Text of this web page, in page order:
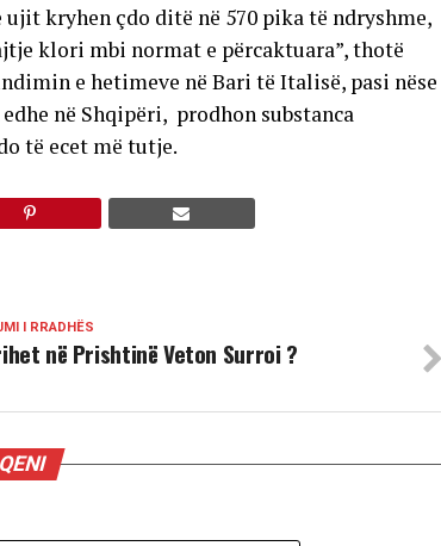
ujit kryhen çdo ditë në 570 pika të ndryshme,
klori mbi normat e përcaktuara”, thotë
e hetimeve në Bari të Italisë, pasi nëse
në Shqipëri, prodhon substanca
të ecet më tutje.
I RRADHËS
në Prishtinë Veton Surroi ?